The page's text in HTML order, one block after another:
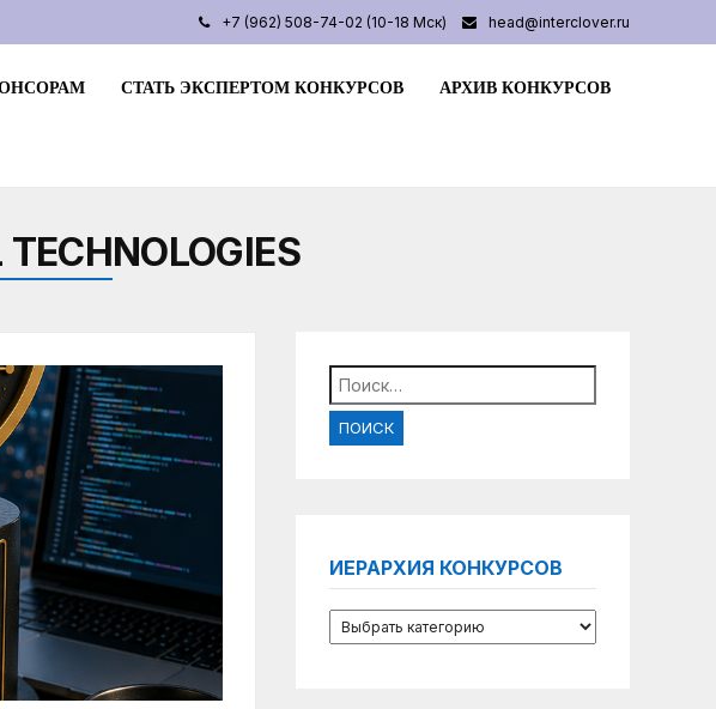
+7 (962) 508-74-02 (10-18 Мск) head@interclover.ru
СТАТЬ ЭКСПЕРТОМ КОНКУРСОВ АРХИВ КОНКУРСОВ
Найти:
ИЕРАРХИЯ КОНКУРСОВ